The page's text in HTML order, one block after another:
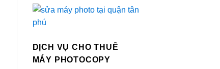
DỊCH VỤ CHO THUÊ
MÁY PHOTOCOPY